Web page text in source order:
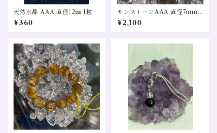
天然水晶 AAA 直径12㎜ 1粒
¥360
サンストーンAAA 直径7mm
希少 1粒売り
¥2,100